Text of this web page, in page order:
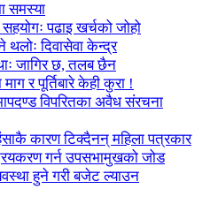
समस्या
पढाइ खर्चको जोहो
दिवासेवा केन्द्र
जागिर छ, तलब छैन
र पूर्तिबारे केही कुरा !
विपरितका अवैध संरचना
कारण टिक्दैनन् महिला पत्रकार
गर्न उपसभामुखको जोड
हुने गरी बजेट ल्याउन